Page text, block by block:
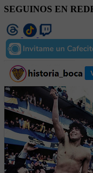
SEGUINOS EN